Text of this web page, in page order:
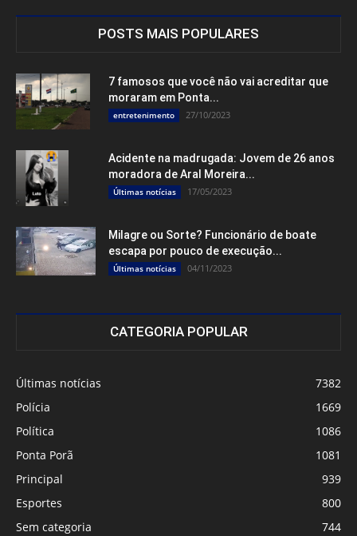
POSTS MAIS POPULARES
7 famosos que você não vai acreditar que
moraram em Ponta...
entretenimento 27/10/2023
Acidente na madrugada: Jovem de 26 anos
moradora de Aral Moreira...
Últimas notícias 17/05/2023
Milagre ou Sorte? Funcionário de boate
escapa por pouco de execução...
Últimas notícias 04/11/2023
CATEGORIA POPULAR
Últimas notícias
7382
Polícia
1669
Política
1086
Ponta Porã
1081
Principal
939
Esportes
800
Sem categoria
744